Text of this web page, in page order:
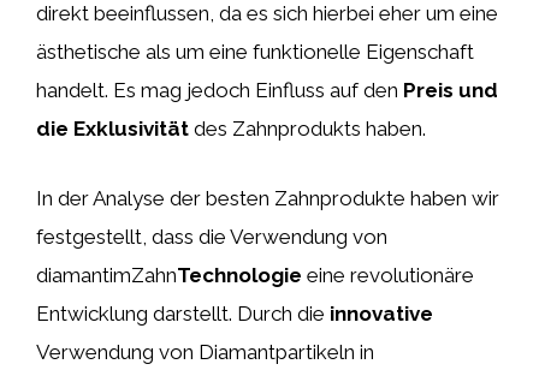
direkt beeinflussen, da es sich hierbei eher um eine
ästhetische als um eine funktionelle Eigenschaft
handelt. Es mag jedoch Einfluss auf den Preis und
die Exklusivität des Zahnprodukts haben.
In der Analyse der besten Zahnprodukte haben wir
festgestellt, dass die Verwendung von
diamantimZahnTechnologie eine revolutionäre
Entwicklung darstellt. Durch die innovative
Verwendung von Diamantpartikeln in